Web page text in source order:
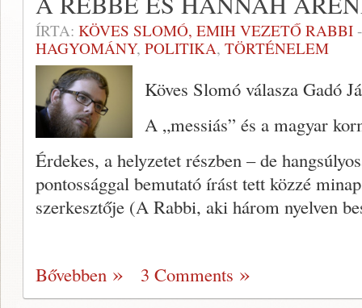
ÍRTA: KÖVES SLOMÓ, EMIH VEZETŐ RABBI
HAGYOMÁNY, POLITIKA, TÖRTÉNELEM
Köves Slomó válasza Gadó
A „messiás” és a magyar
Érdekes, a helyzetet részben – de
pontossággal bemutató írást tett közzé
szerkesztője (A Rabbi, aki három nyelven
Bővebben 3 Comments